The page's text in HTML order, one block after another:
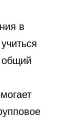
в
общий